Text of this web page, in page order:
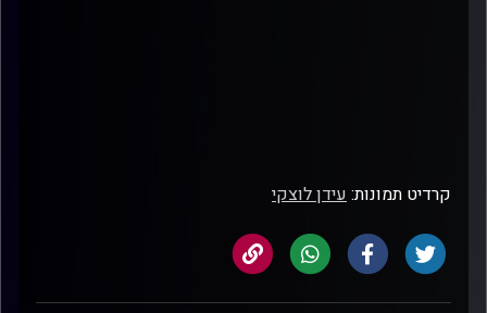
קרדיט תמונות:עידן לוצקי